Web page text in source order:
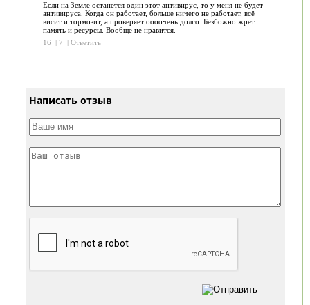
Если на Земле останется один этот антивирус, то у меня не будет
антивируса. Когда он работает, больше ничего не работает, всё
висит и тормозит, а проверяет оооочень долго. Безбожно жрет
память и ресурсы. Вообще не нравится.
16
| 7 | Ответить
Написать отзыв